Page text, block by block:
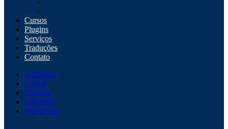
Cursos
Plugins
Serviços
Traduções
Contato
Instagram
Github
Youtube
Linkedin
WordPress